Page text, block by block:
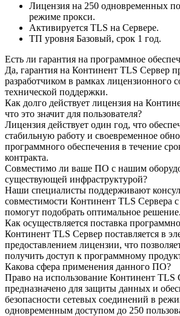
Лицензия на 250 одновременных
режиме прокси.
Активируется TLS на Сервере.
ТП уровня Базовый, срок 1 год.
Есть ли гарантия на программное
Да, гарантия на Континент TLS Сервер
разработчиком в рамках лицензионного
технической поддержки.
Как долго действует лицензия на
что это значит для пользователя?
Лицензия действует один год, что
стабильную работу и своевременное
программного обеспечения в течение
контракта.
Совместимо ли ваше ПО с нашим
существующей инфраструктурой?
Наши специалисты поддерживают
совместимости Континент TLS Сервера
помогут подобрать оптимальное решение.
Как осуществляется поставка
Континент TLS Сервер поставляется в
предоставлением лицензии, что
получить доступ к программному
Какова сфера применения данного ПО?
Право на использование Континент TLS
предназначено для защиты данных и
безопасности сетевых соединений в
одновременным доступом до 250